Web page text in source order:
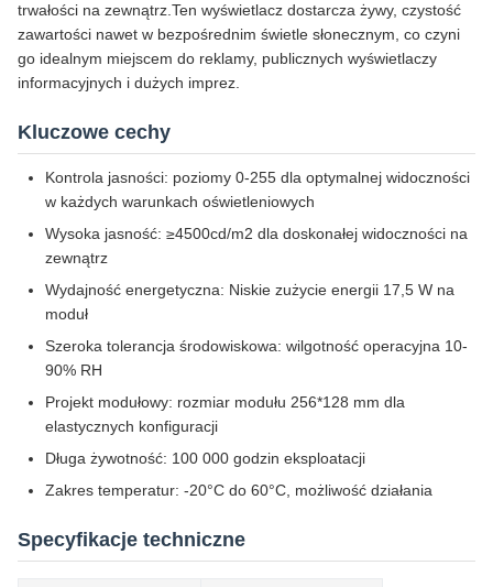
trwałości na zewnątrz.Ten wyświetlacz dostarcza żywy, czystość
zawartości nawet w bezpośrednim świetle słonecznym, co czyni
go idealnym miejscem do reklamy, publicznych wyświetlaczy
informacyjnych i dużych imprez.
Kluczowe cechy
Kontrola jasności: poziomy 0-255 dla optymalnej widoczności
w każdych warunkach oświetleniowych
Wysoka jasność: ≥4500cd/m2 dla doskonałej widoczności na
zewnątrz
Wydajność energetyczna: Niskie zużycie energii 17,5 W na
moduł
Szeroka tolerancja środowiskowa: wilgotność operacyjna 10-
90% RH
Projekt modułowy: rozmiar modułu 256*128 mm dla
elastycznych konfiguracji
Długa żywotność: 100 000 godzin eksploatacji
Zakres temperatur: -20°C do 60°C, możliwość działania
Specyfikacje techniczne